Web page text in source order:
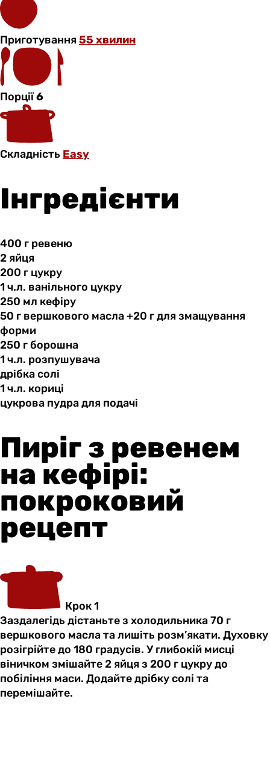
Приготування55 хвилин
Порції6
Складність Easy
Інгредієнти
400 г ревеню
2 яйця
200 г цукру
1 ч.л. ванільного цукру
250 мл кефіру
50 г вершкового масла +20 г для змащування
форми
250 г борошна
1 ч.л. розпушувача
дрібка солі
1 ч.л. кориці
цукрова пудрадля подачі
Пиріг з ревенем
на кефірі:
покроковий
рецепт
Крок 1
Заздалегідь дістаньте з холодильника 70 г
вершкового масла та лишіть розм’якати. Духовку
розігрійте до 180 градусів. У глибокій мисці
віничком змішайте 2 яйця з 200 г цукру до
побіління маси. Додайте дрібку солі та
перемішайте.